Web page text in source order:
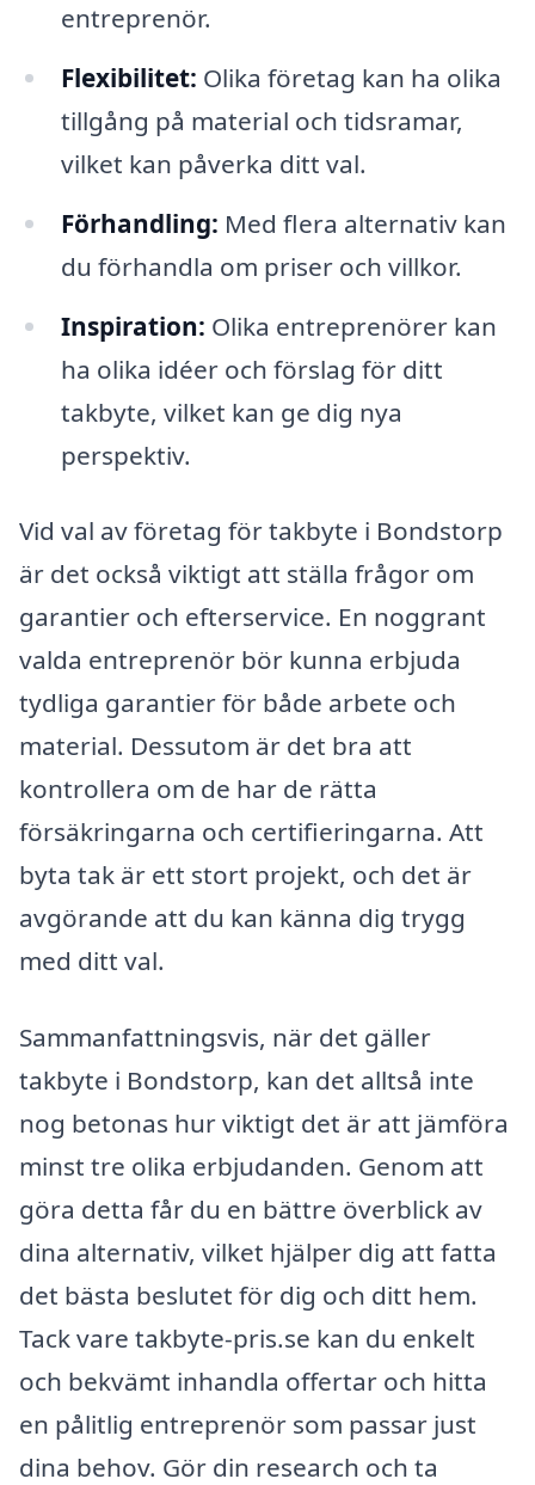
entreprenör.
Flexibilitet: Olika företag kan ha olika
tillgång på material och tidsramar,
vilket kan påverka ditt val.
Förhandling: Med flera alternativ kan
du förhandla om priser och villkor.
Inspiration: Olika entreprenörer kan
ha olika idéer och förslag för ditt
takbyte, vilket kan ge dig nya
perspektiv.
Vid val av företag för takbyte i Bondstorp
är det också viktigt att ställa frågor om
garantier och efterservice. En noggrant
valda entreprenör bör kunna erbjuda
tydliga garantier för både arbete och
material. Dessutom är det bra att
kontrollera om de har de rätta
försäkringarna och certifieringarna. Att
byta tak är ett stort projekt, och det är
avgörande att du kan känna dig trygg
med ditt val.
Sammanfattningsvis, när det gäller
takbyte i Bondstorp, kan det alltså inte
nog betonas hur viktigt det är att jämföra
minst tre olika erbjudanden. Genom att
göra detta får du en bättre överblick av
dina alternativ, vilket hjälper dig att fatta
det bästa beslutet för dig och ditt hem.
Tack vare takbyte-pris.se kan du enkelt
och bekvämt inhandla offertar och hitta
en pålitlig entreprenör som passar just
dina behov. Gör din research och ta